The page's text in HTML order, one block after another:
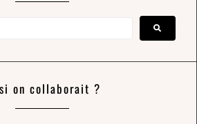
on collaborait ?